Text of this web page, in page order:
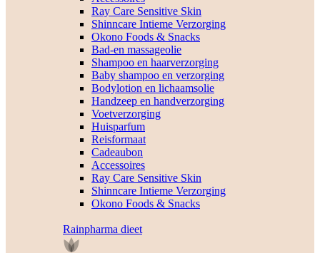
Ray Care Sensitive Skin
Shinncare Intieme Verzorging
Okono Foods & Snacks
Bad-en massageolie
Shampoo en haarverzorging
Baby shampoo en verzorging
Bodylotion en lichaamsolie
Handzeep en handverzorging
Voetverzorging
Huisparfum
Reisformaat
Cadeaubon
Accessoires
Ray Care Sensitive Skin
Shinncare Intieme Verzorging
Okono Foods & Snacks
Rainpharma dieet